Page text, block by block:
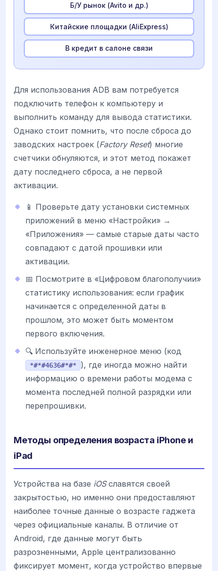
Б/У рынок (Avito и др.)
Китайские площадки (AliExpress)
В кредит в салоне связи
Для использования ADB вам потребуется
подключить телефон к компьютеру и
выполнить команду для вывода статистики.
Однако стоит помнить, что после сброса до
заводских настроек (Factory Reset) многие
счетчики обнуляются, и этот метод покажет
дату последнего сброса, а не первой
активации.
📱 Проверьте дату установки системных
приложений в меню «Настройки» →
«Приложения» — самые старые даты часто
совпадают с датой прошивки или
активации.
📅 Посмотрите в «Цифровом благополучии»
статистику использования: если график
начинается с определенной даты в
прошлом, это может быть моментом
первого включения.
🔍 Используйте инженерное меню (код
*#*#4636#*#*
), где иногда можно найти
информацию о времени работы модема с
момента последней полной разрядки или
перепрошивки.
Методы определения возраста iPhone и
iPad
Устройства на базе iOSславятся своей
закрытостью, но именно они предоставляют
наиболее точные данные о возрасте гаджета
через официальные каналы. В отличие от
Android, где данные могут быть
разрозненными, Apple централизованно
фиксирует момент, когда устройство впервые